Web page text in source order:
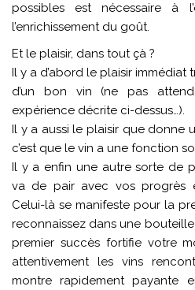
possibles est nécessaire à
l’enrichissement du goût.
Et le plaisir, dans tout çà ?
Il y a d’abord le plaisir
d’un bon vin (ne pas
expérience décrite ci-dessus…).
Il y a aussi le plaisir que donne
c’est que le vin a une fonction
Il y a enfin une autre sorte de
va de pair avec vos progrès
Celui-là se manifeste pour la
reconnaissez dans une
premier succès fortifie votre
attentivement les vins
montre rapidement payante